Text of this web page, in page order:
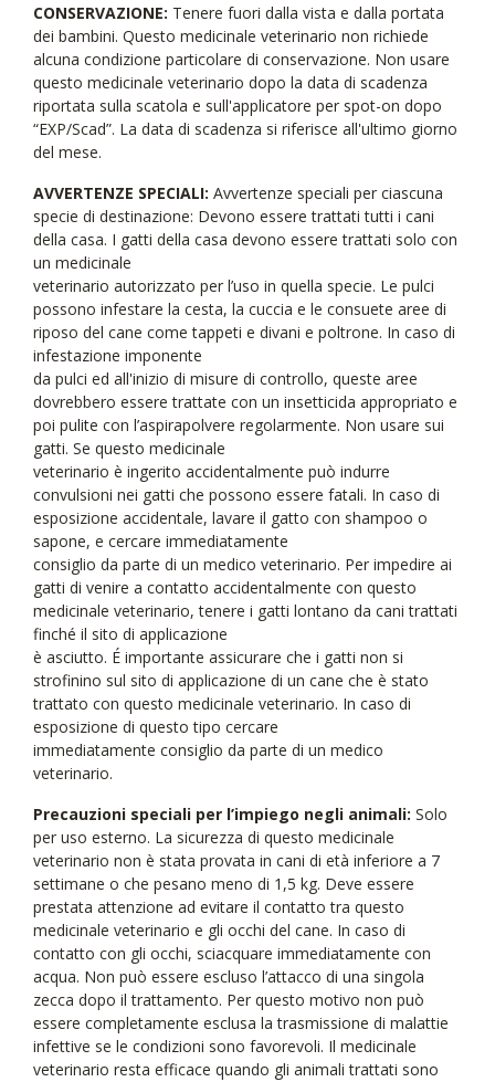
CONSERVAZIONE: Tenere fuori dalla vista e dalla portata
dei bambini. Questo medicinale veterinario non richiede
alcuna condizione particolare di conservazione. Non usare
questo medicinale veterinario dopo la data di scadenza
riportata sulla scatola e sull'applicatore per spot-on dopo
“EXP/Scad”. La data di scadenza si riferisce all'ultimo giorno
del mese.
AVVERTENZE SPECIALI: Avvertenze speciali per ciascuna
specie di destinazione: Devono essere trattati tutti i cani
della casa. I gatti della casa devono essere trattati solo con
un medicinale
veterinario autorizzato per l’uso in quella specie. Le pulci
possono infestare la cesta, la cuccia e le consuete aree di
riposo del cane come tappeti e divani e poltrone. In caso di
infestazione imponente
da pulci ed all'inizio di misure di controllo, queste aree
dovrebbero essere trattate con un insetticida appropriato e
poi pulite con l’aspirapolvere regolarmente. Non usare sui
gatti. Se questo medicinale
veterinario è ingerito accidentalmente può indurre
convulsioni nei gatti che possono essere fatali. In caso di
esposizione accidentale, lavare il gatto con shampoo o
sapone, e cercare immediatamente
consiglio da parte di un medico veterinario. Per impedire ai
gatti di venire a contatto accidentalmente con questo
medicinale veterinario, tenere i gatti lontano da cani trattati
finché il sito di applicazione
è asciutto. É importante assicurare che i gatti non si
strofinino sul sito di applicazione di un cane che è stato
trattato con questo medicinale veterinario. In caso di
esposizione di questo tipo cercare
immediatamente consiglio da parte di un medico
veterinario.
Precauzioni speciali per l’impiego negli animali: Solo
per uso esterno. La sicurezza di questo medicinale
veterinario non è stata provata in cani di età inferiore a 7
settimane o che pesano meno di 1,5 kg. Deve essere
prestata attenzione ad evitare il contatto tra questo
medicinale veterinario e gli occhi del cane. In caso di
contatto con gli occhi, sciacquare immediatamente con
acqua. Non può essere escluso l’attacco di una singola
zecca dopo il trattamento. Per questo motivo non può
essere completamente esclusa la trasmissione di malattie
infettive se le condizioni sono favorevoli. Il medicinale
veterinario resta efficace quando gli animali trattati sono